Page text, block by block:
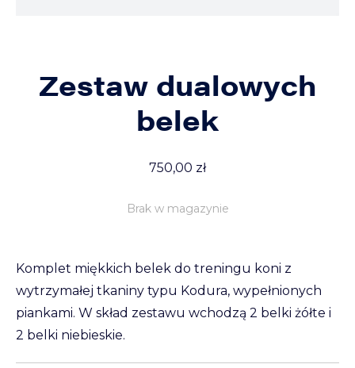
Zestaw dualowych
belek
750,00 zł
Brak w magazynie
Komplet miękkich belek do treningu koni z
wytrzymałej tkaniny typu Kodura, wypełnionych
piankami. W skład zestawu wchodzą 2 belki żółte i
2 belki niebieskie.